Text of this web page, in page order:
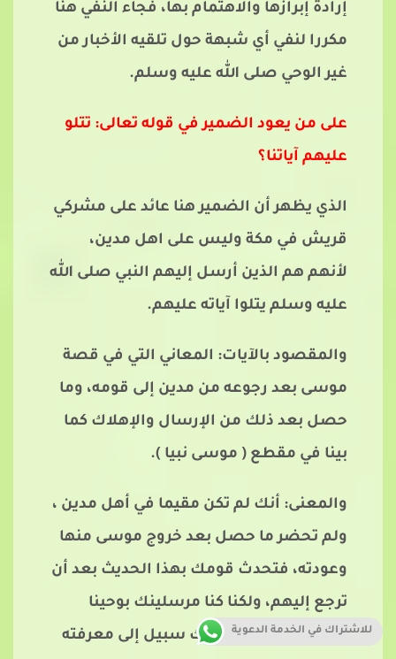
إرادة إبرازها والاهتمام بها، فجاء النفي هنا
مكررا لنفي أي شبهة حول تلقيه الأخبار من
غير الوحي صلى الله عليه وسلم.
على من يعود الضمير في قوله تعالى: تتلو
عليهم آياتنا؟
الذي يظهر أن الضمير هنا عائد على مشركي
قريش في مكة وليس على اهل مدين،
لأنهم هم الذين أرسل إليهم النبي صلى الله
عليه وسلم يتلوا آياته عليهم.
والمقصود بالآيات: المعاني التي في قصة
موسى بعد رجوعه من مدين إلى قومه، وما
حصل بعد ذلك من الإرسال والإهلاك كما
بينا في مقطع ( موسى نبيا ).
والمعنى: أنك لم تكن مقيما في أهل مدين ،
ولم تحضر ما حصل بعد خروج موسى منها
وعودته، فتحدث قومك بهذا الحديث بعد أن
ترجع إليهم، ولكنا كنا مرسلينك بوحينا
فعلمناك ما لم يكن لك سبيل إلى معرفته
للاشتراك في الخدمة الدعوية